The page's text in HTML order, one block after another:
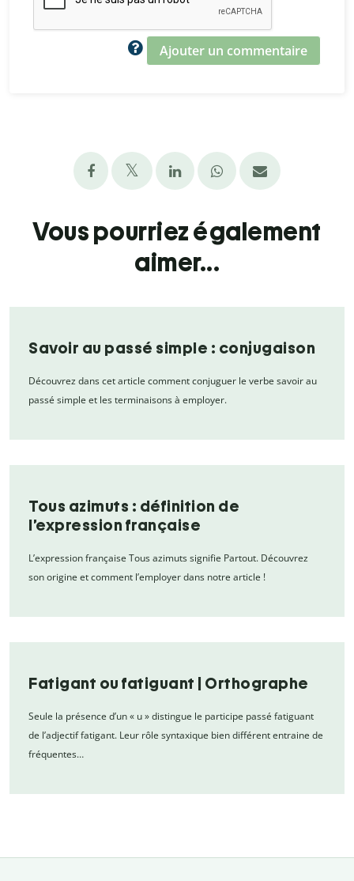
Ajouter un commentaire
Vous pourriez également
aimer...
Savoir au passé simple : conjugaison
Découvrez dans cet article comment conjuguer le verbe savoir au
passé simple et les terminaisons à employer.
Tous azimuts : définition de
l’expression française
L’expression française Tous azimuts signifie Partout. Découvrez
son origine et comment l’employer dans notre article !
Fatigant ou fatiguant | Orthographe
Seule la présence d’un « u » distingue le participe passé fatiguant
de l’adjectif fatigant. Leur rôle syntaxique bien différent entraine de
fréquentes…